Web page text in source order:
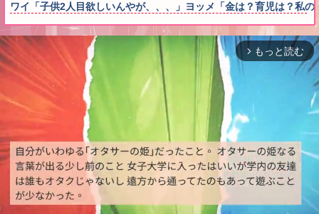
ワイ「子供2人目欲しいんやが、、、」ヨッメ「金は？育児は？私
arrow_forward_ios もっと読む